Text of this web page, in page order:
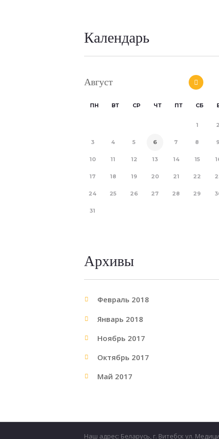
Календарь
Август
ПН ВТ СР ЧТ ПТ СБ
1 2
3 4 5 6 7 8 9
10 11 12 13 14 15
17 18 19 20 21 22
24 25 26 27 28 29
31
Архивы
Февраль 2018
Январь 2018
Ноябрь 2017
Октябрь 2017
Май 2017
Наш адрес: Беларусь, г. Витебск ул.